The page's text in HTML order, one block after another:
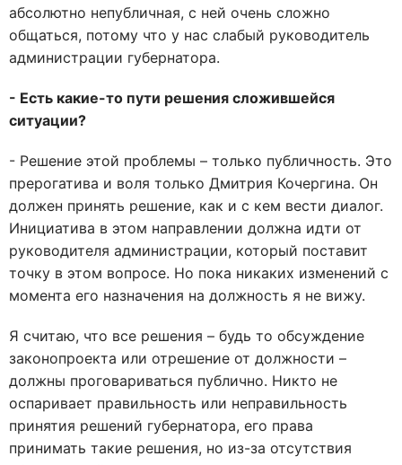
абсолютно непубличная, с ней очень сложно
общаться, потому что у нас слабый руководитель
администрации губернатора.
- Есть какие-то пути решения сложившейся
ситуации?
- Решение этой проблемы – только публичность. Это
прерогатива и воля только Дмитрия Кочергина. Он
должен принять решение, как и с кем вести диалог.
Инициатива в этом направлении должна идти от
руководителя администрации, который поставит
точку в этом вопросе. Но пока никаких изменений с
момента его назначения на должность я не вижу.
Я считаю, что все решения – будь то обсуждение
законопроекта или отрешение от должности –
должны проговариваться публично. Никто не
оспаривает правильность или неправильность
принятия решений губернатора, его права
принимать такие решения, но из-за отсутствия